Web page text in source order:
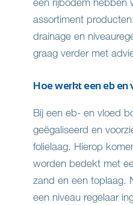
assortiment
drainage en
graag verder met
Hoe werkt een eb en
Bij een eb- en vloed
geëgaliseerd en
folielaag. Hierop
worden bedekt met
zand en een toplaag.
een niveau regelaar